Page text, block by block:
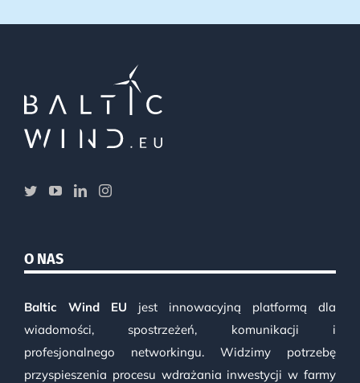
O NAS
Baltic Wind EU jest innowacyjną platformą dla
wiadomości, spostrzeżeń, komunikacji i
profesjonalnego networkingu. Widzimy potrzebę
przyspieszenia procesu wdrażania inwestycji w farmy